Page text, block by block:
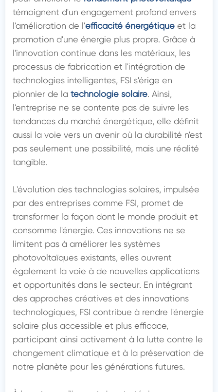
témoignent d'un engagement profond envers
l'amélioration de l'efficacité énergétique et la
promotion d'une énergie plus propre. Grâce à
l'innovation continue dans les matériaux, les
processus de fabrication et l'intégration de
technologies intelligentes, FSI s'érige en
pionnier de la technologie solaire. Ainsi,
l'entreprise ne se contente pas de suivre les
tendances du marché énergétique, elle définit
aussi la voie vers un avenir où la durabilité n'est
pas seulement une possibilité, mais une réalité
tangible.
L'évolution des technologies solaires, impulsée
par des entreprises comme FSI, promet de
transformer la façon dont le monde produit et
consomme l'énergie. Ces innovations ne se
limitent pas à améliorer les systèmes
photovoltaïques existants, elles ouvrent
également la voie à de nouvelles applications
et opportunités dans le secteur. En intégrant
des approches créatives et des innovations
technologiques, FSI contribue à rendre l'énergie
solaire plus accessible et plus efficace,
participant ainsi activement à la lutte contre le
changement climatique et à la préservation de
notre planète pour les générations futures.